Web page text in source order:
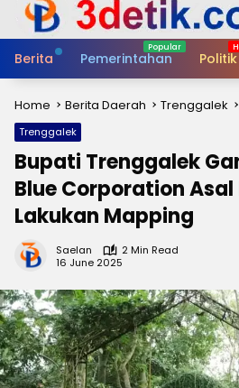
Berita Pemerintahan Politik
Home Berita Daerah Trenggalek
Trenggalek
Bupati Trenggalek
Blue Corporation
Lakukan Mapping
Saelan
2 Min Read
16 June 2025